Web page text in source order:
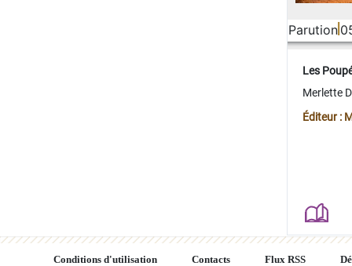
Parution
Les
Merlette
Éditeur :
Conditions d'utilisation Contacts Flux RSS